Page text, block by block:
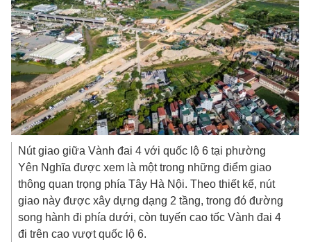
Nút giao giữa Vành đai 4 với quốc lộ 6 tại phường
Yên Nghĩa được xem là một trong những điểm giao
thông quan trọng phía Tây Hà Nội. Theo thiết kế, nút
giao này được xây dựng dạng 2 tầng, trong đó đường
song hành đi phía dưới, còn tuyến cao tốc Vành đai 4
đi trên cao vượt quốc lộ 6.